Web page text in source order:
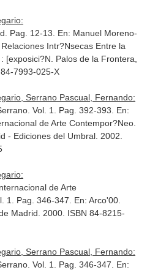
Pag. 12-13. En: Manuel Moreno-
Intr?Nsecas Entre la
[exposici?N . Palos de la Frontera,
7993-025-X
Serrano Pascual, Fernando:
Vol. 1. Pag. 392-393. En:
de Arte Contempor?Neo.
- Ediciones del Umbral. 2002.
de Arte
1. Pag. 346-347. En: Arco'00.
Madrid. 2000. ISBN 84-8215-
Serrano Pascual, Fernando:
Vol. 1. Pag. 346-347. En: